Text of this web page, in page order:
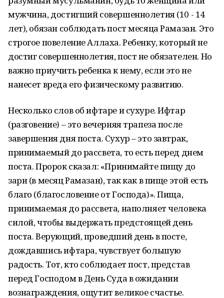
мужчина, достигший совершеннолетия (10 - 14
лет), обязан соблюдать пост месяца Рамазан. Это
строгое повеление Аллаха. Ребенку, который не
достиг совершеннолетия, пост не обязателен. Но
важно приучить ребенка к нему, если это не
нанесет вреда его физическому развитию.
Несколько слов об ифтаре и сухуре. Ифтар
(разговение) – это вечерняя трапеза после
завершения дня поста. Сухур – это завтрак,
принимаемый до рассвета, то есть перед днем
поста. Пророк сказал: «Принимайте пищу до
зари (в месяц Рамазан), так как в пище этой есть
благо (благословение от Господа)». Пища,
принимаемая до рассвета, наполняет человека
силой, чтобы выдержать предстоящей день
поста. Верующий, проведший день в посте,
дождавшись ифтара, чувствует большую
радость. Тот, кто соблюдает пост, представ
перед Господом в День Суда в ожидании
вознаграждения, ощутит великое счастье.